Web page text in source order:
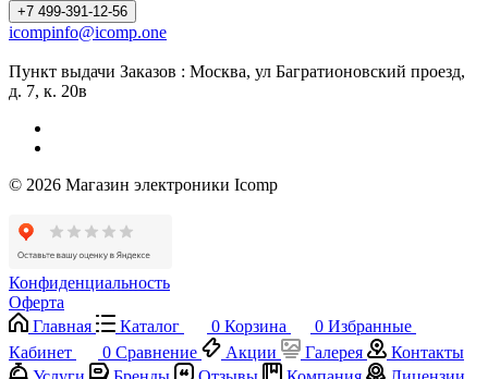
+7 499-391-12-56
icompinfo@icomp.one
Пункт выдачи Заказов : Москва, ул Багратионовский проезд,
д. 7, к. 20в
© 2026 Магазин электроники Icomp
Конфиденциальность
Оферта
Главная
Каталог 0 Корзина 0 Избранные
Кабинет
0 Сравнение Акции Галерея
Контакты